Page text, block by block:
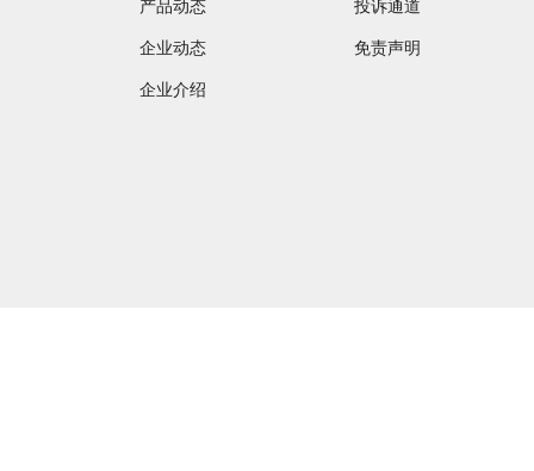
产品动态
企业动态
企业介绍
投诉通道
免责声明